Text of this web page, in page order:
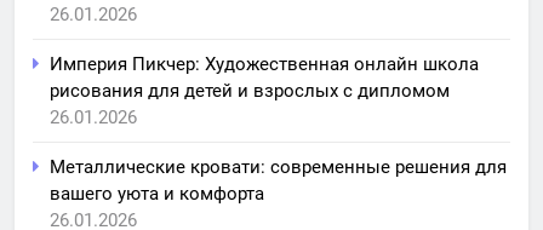
26.01.2026
Империя Пикчер: Художественная онлайн школа
рисования для детей и взрослых с дипломом
26.01.2026
Металлические кровати: современные решения для
вашего уюта и комфорта
26.01.2026